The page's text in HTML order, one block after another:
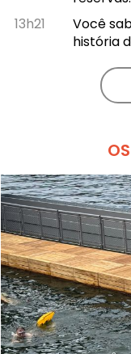
13h21
Você
história